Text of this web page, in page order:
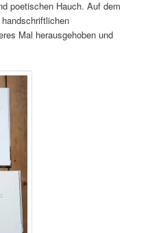
poetischen Hauch. Auf dem
Mal herausgehoben und